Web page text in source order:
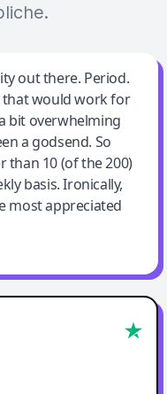
out there. Period.
would work for
bit overwhelming
a godsend. So
than 10 (of the 200)
basis. Ironically,
most appreciated